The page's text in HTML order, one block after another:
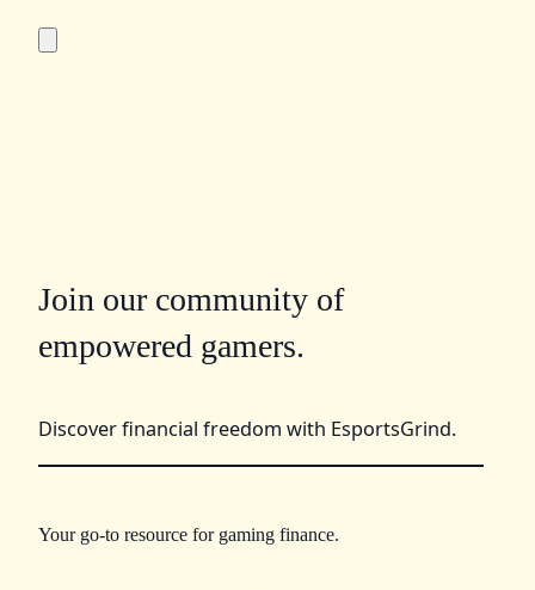
Join our community of
empowered gamers.
Discover financial freedom with EsportsGrind.
Your go-to resource for gaming finance.